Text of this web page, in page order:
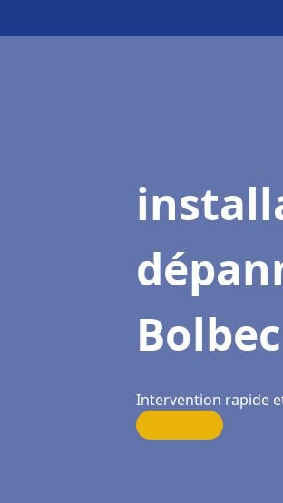
Bolbec
Intervention rapide